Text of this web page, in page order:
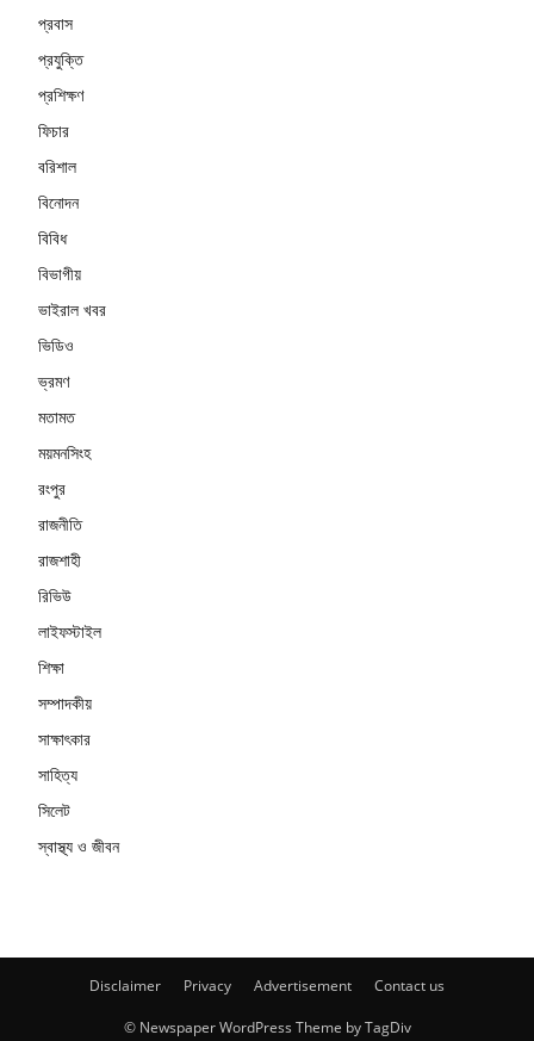
প্রবাস
প্রযুক্তি
প্রশিক্ষণ
ফিচার
বরিশাল
বিনোদন
বিবিধ
বিভাগীয়
ভাইরাল খবর
ভিডিও
ভ্রমণ
মতামত
ময়মনসিংহ
রংপুর
রাজনীতি
রাজশাহী
রিভিউ
লাইফস্টাইল
শিক্ষা
সম্পাদকীয়
সাক্ষাৎকার
সাহিত্য
সিলেট
স্বাস্থ্য ও জীবন
Disclaimer Privacy Advertisement Contact us
© Newspaper WordPress Theme by TagDiv